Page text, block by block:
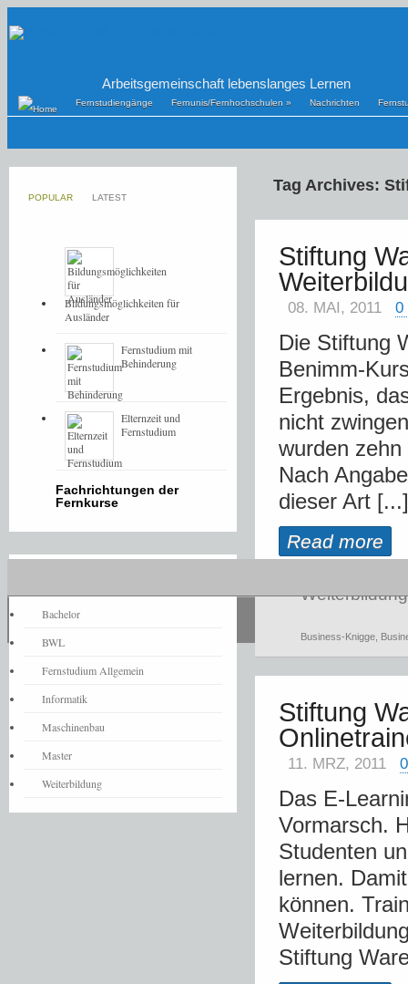
Arbeitsgemeinschaft lebenslanges Lernen
Fernstudiengänge Fernunis/Fernhochschulen » Nachrichten
Tag Archives:
Stiftung
08. MAI, 2011 0
Die Stiftung
Benimm-
Ergebnis,
nicht
wurden
Nach
dieser Art [...]
Read more
Weiterbildung
Business-Knigge
Stiftung
11. MRZ, 2011
Das E-
Vormarsch.
Studenten
lernen.
können.
Stiftung
POPULAR LATEST
Bildungsmöglichkeiten für
Ausländer
Fernstudium mit
Behinderung
Elternzeit und
Fernstudium
Fachrichtungen der
Fernkurse
Bachelor
BWL
Fernstudium Allgemein
Informatik
Maschinenbau
Master
Weiterbildung